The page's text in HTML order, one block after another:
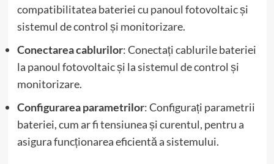
compatibilitatea bateriei cu panoul fotovoltaic și
sistemul de control și monitorizare.
Conectarea cablurilor: Conectați cablurile bateriei
la panoul fotovoltaic și la sistemul de control și
monitorizare.
Configurarea parametrilor: Configurați parametrii
bateriei, cum ar fi tensiunea și curentul, pentru a
asigura funcționarea eficientă a sistemului.